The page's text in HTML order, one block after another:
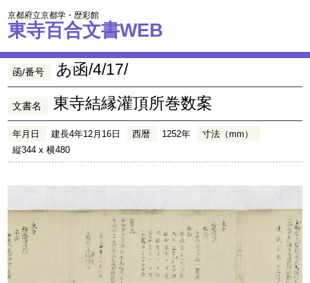
京都府立京都学・歴彩館
東寺百合文書WEB
函/番号 あ函/4/17/
文書名 東寺結縁灌頂所巻数案
年月日 建長4年12月16日 西暦 1252年
寸法（mm）
縦344 x 横480